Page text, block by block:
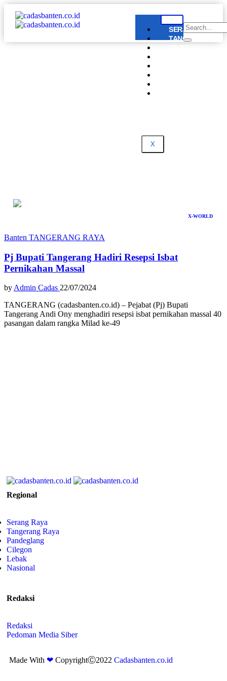
SERANG
TANGERANG
X
X-WORLD
Banten TANGERANG RAYA
Pj Bupati Tangerang Hadiri Resepsi Isbat
Pernikahan Massal
byAdmin Cadas 22/07/2024
TANGERANG (cadasbanten.co.id) – Pejabat (Pj) Bupati
Tangerang Andi Ony menghadiri resepsi isbat pernikahan massal 40
pasangan dalam rangka Milad ke-49
Regional
Serang Raya
Tangerang Raya
Pandeglang
Cilegon
Lebak
Nasional
Redaksi
Redaksi
Pedoman Media Siber
Made With ❤ CopyrightⒸ2022 Cadasbanten.co.id